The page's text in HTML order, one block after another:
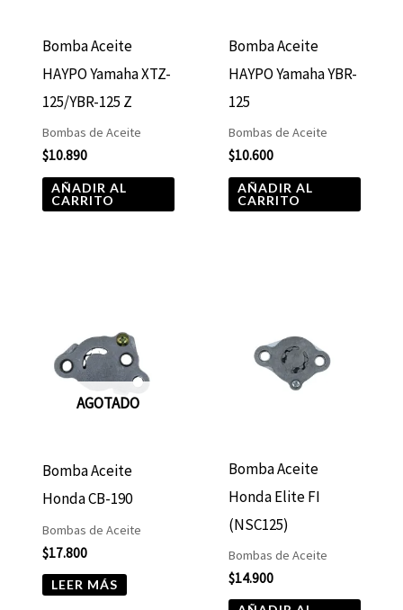
Bomba Aceite
HAYPO Yamaha XTZ-
125/YBR-125 Z
Bombas de Aceite
$10.890
AÑADIR AL
CARRITO
Bomba Aceite
HAYPO Yamaha YBR-
125
Bombas de Aceite
$10.600
AÑADIR AL
CARRITO
AGOTADO
Bomba Aceite
Honda CB-190
Bombas de Aceite
$17.800
LEER MÁS
Bomba Aceite
Honda Elite FI
(NSC125)
Bombas de Aceite
$14.900